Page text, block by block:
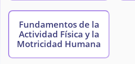
Fundamentos de la
Actividad Física y la
Motricidad Humana